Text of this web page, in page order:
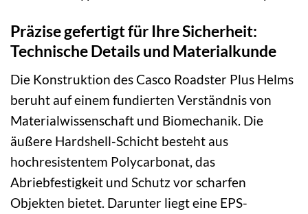
Präzise gefertigt für Ihre Sicherheit:
Technische Details und Materialkunde
Die Konstruktion des Casco Roadster Plus Helms
beruht auf einem fundierten Verständnis von
Materialwissenschaft und Biomechanik. Die
äußere Hardshell-Schicht besteht aus
hochresistentem Polycarbonat, das
Abriebfestigkeit und Schutz vor scharfen
Objekten bietet. Darunter liegt eine EPS-